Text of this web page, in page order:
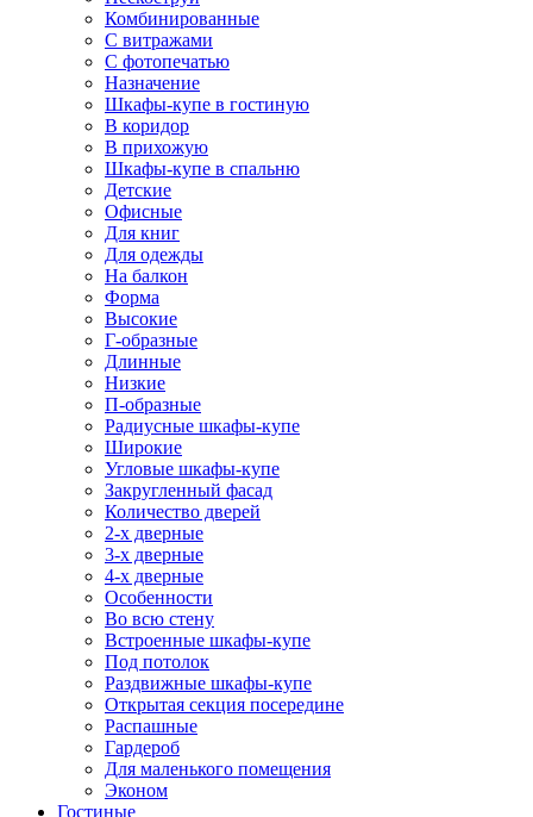
Комбинированные
С витражами
С фотопечатью
Назначение
Шкафы-купе в гостиную
В коридор
В прихожую
Шкафы-купе в спальню
Детские
Офисные
Для книг
Для одежды
На балкон
Форма
Высокие
Г-образные
Длинные
Низкие
П-образные
Радиусные шкафы-купе
Широкие
Угловые шкафы-купе
Закругленный фасад
Количество дверей
2-х дверные
3-х дверные
4-х дверные
Особенности
Во всю стену
Встроенные шкафы-купе
Под потолок
Раздвижные шкафы-купе
Открытая секция посередине
Распашные
Гардероб
Для маленького помещения
Эконом
Гостиные